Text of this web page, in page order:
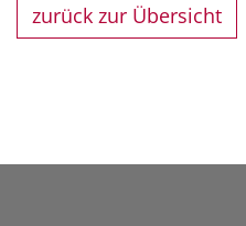
zurück zur Übersicht